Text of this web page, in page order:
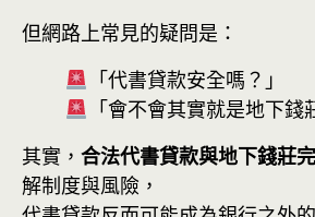
但網路上常見的疑問是：
「代書貸款安全嗎？」
「會不會其實就是地下錢
其實， 合法代書貸款與地下錢莊
解制度與風險，